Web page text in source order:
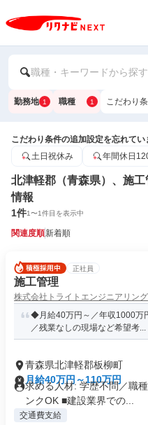
職種・キーワードから探す
勤務地 1 職種 1 こだわり
こだわり条件の追加設定を忘れてい
土日祝休み
年間休日
北津軽郡（青森県）、施
情報
1件1〜1件目を表示中
関連度順新着順
正社員
施工管理
株式会社トライトエンジニアリング
◆月給40万円～／年収1000万
／残業なしの現場など希望考...
青森県北津軽郡板柳町
月給40万円～110万円
求める人材: 学歴不問／職
ンクOK ■建設業界での...
交通費支給